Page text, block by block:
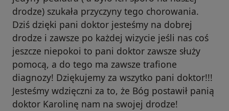
drodze) szukała przyczyny tego chorowania.
Dziś dzięki pani doktor jesteśmy na dobrej
drodze i zawsze po każdej wizycie jeśli nas coś
jeszcze niepokoi to pani doktor zawsze służy
pomocą, a do tego ma zawsze trafione
diagnozy! Dziękujemy za wszytko pani doktor!!!
Jesteśmy wdzięczni za to, że Bóg postawił panią
doktor Karolinę nam na swojej drodze!